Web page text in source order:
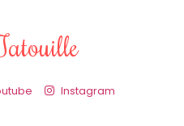
Instagram